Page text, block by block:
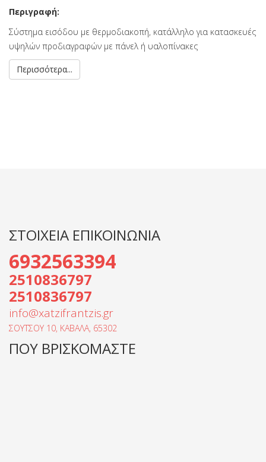
Περιγραφή:
Σύστημα εισόδου με θερμοδιακοπή, κατάλληλο για κατασκευές
υψηλών προδιαγραφών με πάνελ ή υαλοπίνακες
Περισσότερα...
ΣΤΟΙΧΕΙΑ ΕΠΙΚΟΙΝΩΝΙΑ
6932563394
2510836797
2510836797
info@xatzifrantzis.gr
ΣΟΥΤΣΟΥ 10, ΚΑΒΑΛΑ, 65302
ΠΟΥ ΒΡΙΣΚΟΜΑΣΤΕ